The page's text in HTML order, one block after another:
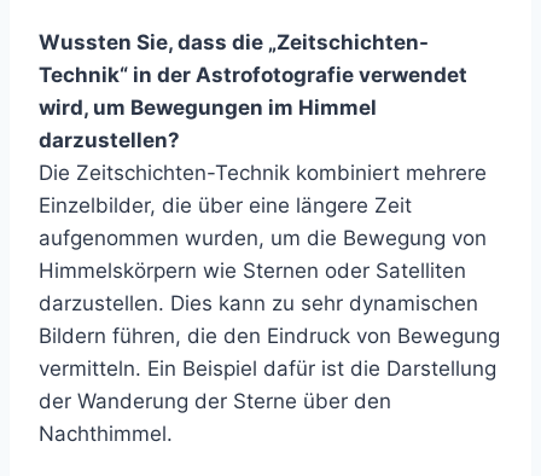
Wussten Sie, dass die „Zeitschichten-
Technik“ in der Astrofotografie verwendet
wird, um Bewegungen im Himmel
darzustellen?
Die Zeitschichten-Technik kombiniert mehrere
Einzelbilder, die über eine längere Zeit
aufgenommen wurden, um die Bewegung von
Himmelskörpern wie Sternen oder Satelliten
darzustellen. Dies kann zu sehr dynamischen
Bildern führen, die den Eindruck von Bewegung
vermitteln. Ein Beispiel dafür ist die Darstellung
der Wanderung der Sterne über den
Nachthimmel.